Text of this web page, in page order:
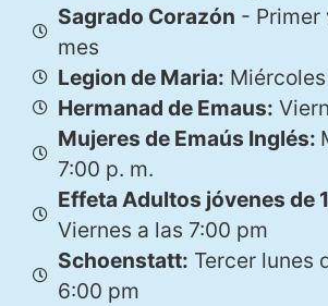
Sagrado Corazón - Primer
mes
Legion de Maria:
Hermanad de Emaus:
Mujeres de Emaús Inglés:
7:00 p. m.
Effeta Adultos jóvenes de
Viernes a las 7:00 pm
Schoenstatt: Tercer lunes
6:00 pm